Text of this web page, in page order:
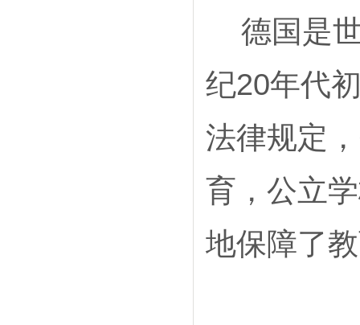
德国是世
纪20年代
法律规定
育，公立
地保障了